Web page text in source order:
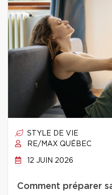
STYLE DE VIE
RE/MAX QUÉBEC
12 JUIN 2026
Comment préparer